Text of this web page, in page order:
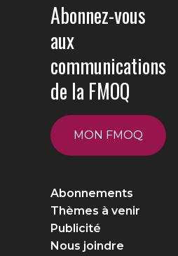
Abonnez-vous
aux
communications
de la FMOQ
MON FMOQ
Abonnements
Thèmes à venir
Publicité
Nous joindre